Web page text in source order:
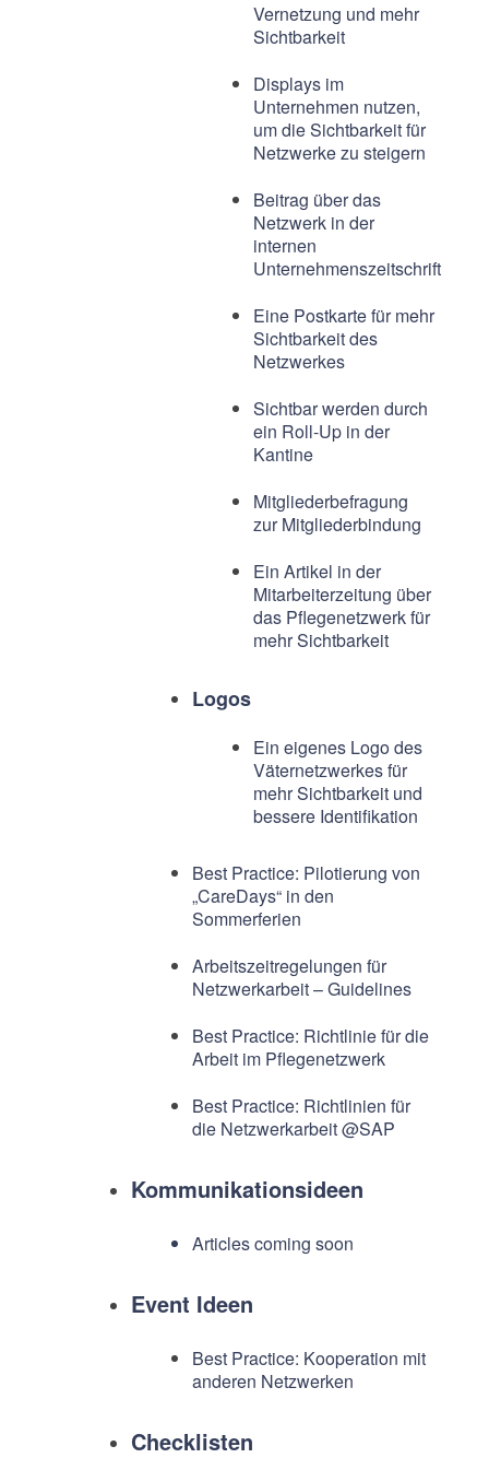
Vernetzung und mehr
Sichtbarkeit
Displays im
Unternehmen nutzen,
um die Sichtbarkeit für
Netzwerke zu steigern
Beitrag über das
Netzwerk in der
internen
Unternehmenszeitschrift
Eine Postkarte für mehr
Sichtbarkeit des
Netzwerkes
Sichtbar werden durch
ein Roll-Up in der
Kantine
Mitgliederbefragung
zur Mitgliederbindung
Ein Artikel in der
Mitarbeiterzeitung über
das Pflegenetzwerk für
mehr Sichtbarkeit
Logos
Ein eigenes Logo des
Väternetzwerkes für
mehr Sichtbarkeit und
bessere Identifikation
Best Practice: Pilotierung von
„CareDays“ in den
Sommerferien
Arbeitszeitregelungen für
Netzwerkarbeit – Guidelines
Best Practice: Richtlinie für die
Arbeit im Pflegenetzwerk
Best Practice: Richtlinien für
die Netzwerkarbeit @SAP
Kommunikationsideen
Articles coming soon
Event Ideen
Best Practice: Kooperation mit
anderen Netzwerken
Checklisten